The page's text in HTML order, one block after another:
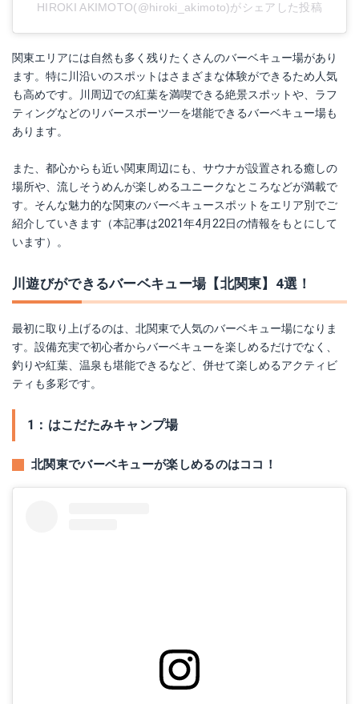
HIROKI AKIMOTO(@hiroki_akimoto)がシェアした投稿
関東エリアには自然も多く残りたくさんのバーベキュー場があり
ます。特に川沿いのスポットはさまざまな体験ができるため人気
も高めです。川周辺での紅葉を満喫できる絶景スポットや、ラフ
ティングなどのリバースポーツ一を堪能できるバーベキュー場も
あります。
また、都心からも近い関東周辺にも、サウナが設置される癒しの
場所や、流しそうめんが楽しめるユニークなところなどが満載で
す。そんな魅力的な関東のバーベキュースポットをエリア別でご
紹介していきます（本記事は2021年4月22日の情報をもとにして
います）。
川遊びができるバーベキュー場【北関東】4選！
最初に取り上げるのは、北関東で人気のバーベキュー場になりま
す。設備充実で初心者からバーベキューを楽しめるだけでなく、
釣りや紅葉、温泉も堪能できるなど、併せて楽しめるアクティビ
ティも多彩です。
1：はこだたみキャンプ場
北関東でバーベキューが楽しめるのはココ！